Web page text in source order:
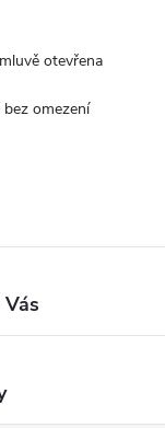
otevřena
omezení